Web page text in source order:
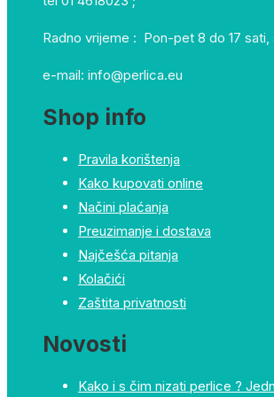
Radno vrijeme : Pon-pet 8 do 17 sati,
e-mail: info@perlica.eu
Shop info
Pravila korištenja
Kako kupovati online
Načini plaćanja
Preuzimanje i dostava
Najčešća pitanja
Kolačići
Zaštita privatnosti
Novosti
Kako i s čim nizati perlice ?